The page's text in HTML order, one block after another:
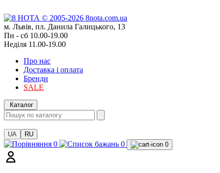
м. Львів, пл. Данила Галицького, 13
Пн - сб 10.00-19.00
Неділя 11.00-19.00
Про нас
Доставка і оплата
Бренди
SALE
Каталог
UA RU
0 0 0